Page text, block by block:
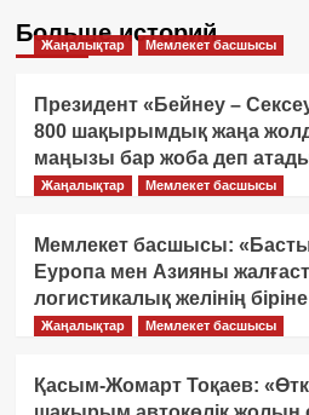
Больше историй
Жаңалықтар Мемлекет басшысы
Президент «Бейнеу –
800 шақырымдық жаңа
маңызы бар жоба деп
Жаңалықтар Мемлекет басшысы
Мемлекет басшысы: «Басты
Еуропа мен Азияны
логистикалық желінің
Жаңалықтар Мемлекет басшысы
Қасым-Жомарт Тоқаев: